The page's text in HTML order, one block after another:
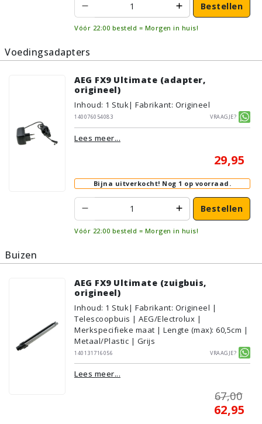
Bestellen
Vóór 22:00 besteld = Morgen in huis!
Voedingsadapters
AEG FX9 Ultimate (adapter,
origineel)
Inhoud: 1 Stuk| Fabrikant: Origineel
140076054083
Vraagje?
Lees meer...
29,95
Bijna uitverkocht! Nog 1 op voorraad.
Bestellen
Vóór 22:00 besteld = Morgen in huis!
Buizen
AEG FX9 Ultimate (zuigbuis,
origineel)
Inhoud: 1 Stuk| Fabrikant: Origineel |
Telescoopbuis | AEG/Electrolux |
Merkspecifieke maat | Lengte (max): 60,5cm |
Metaal/Plastic | Grijs
140131716056
Vraagje?
Lees meer...
67,00
62,95